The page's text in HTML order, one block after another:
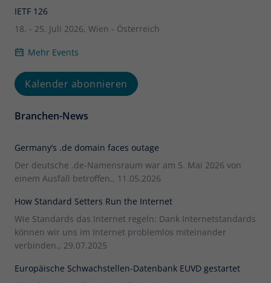
IETF 126
18. - 25. Juli 2026, Wien - Österreich
Mehr Events
Kalender abonnieren
Branchen-News
Germany’s .de domain faces outage
Der deutsche .de-Namensraum war am 5. Mai 2026 von
einem Ausfall betroffen., 11.05.2026
How Standard Setters Run the Internet
Wie Standards das Internet regeln: Dank Internetstandards
können wir uns im Internet problemlos miteinander
verbinden., 29.07.2025
Europäische Schwachstellen-Datenbank EUVD gestartet